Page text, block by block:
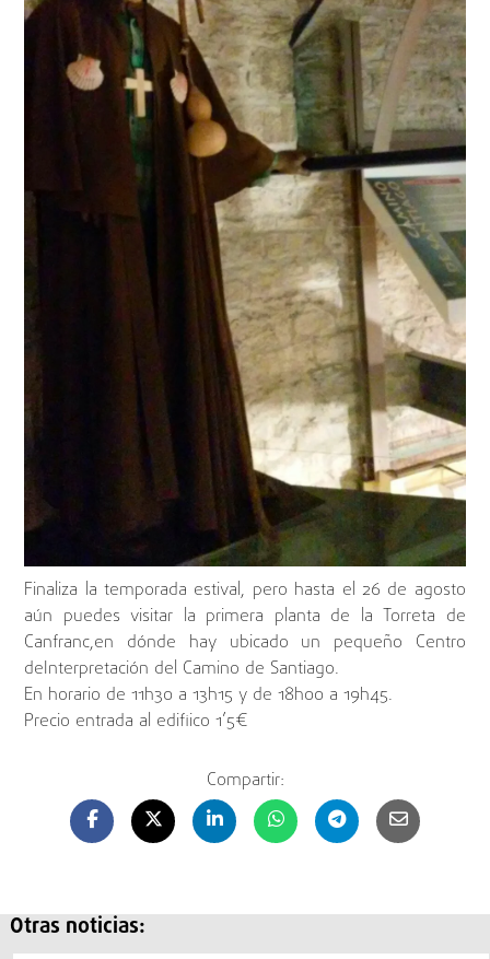
Finaliza la temporada estival, pero hasta el 26 de agosto
aún puedes visitar la primera planta de la Torreta de
Canfranc,en dónde hay ubicado un pequeño Centro
deInterpretación del Camino de Santiago.
En horario de 11h30 a 13h15 y de 18h00 a 19h45.
Precio entrada al edifiico 1’5€
Compartir:
Otras noticias: